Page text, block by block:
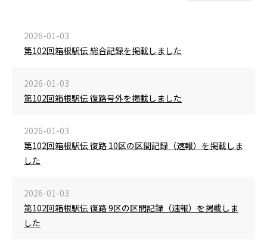
2026-01-03
第102回箱根駅伝 総合記録を掲載しました
2026-01-03
第102回箱根駅伝 復路号外を掲載しました
2026-01-03
第102回箱根駅伝 復路 10区の区間記録（速報）を掲載しま
した
2026-01-03
第102回箱根駅伝 復路 9区の区間記録（速報）を掲載しま
した